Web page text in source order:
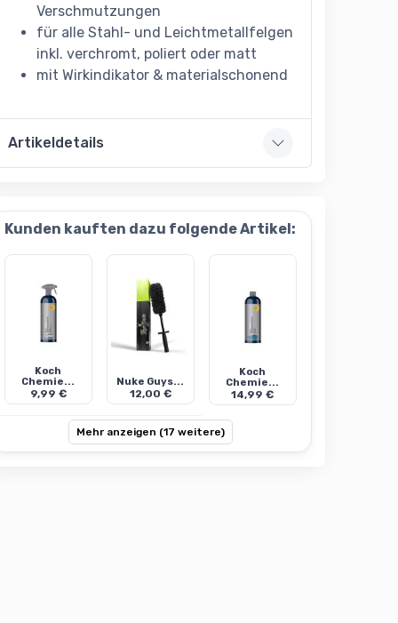
Verschmutzungen
für alle Stahl- und Leichtmetallfelgen
inkl. verchromt, poliert oder matt
mit Wirkindikator & materialschonend
Artikeldetails
Kunden kauften dazu folgende Artikel:
Koch
Chemie...
9,99 €
Nuke Guys...
12,00 €
Koch
Chemie...
14,99 €
Mehr anzeigen (17 weitere)